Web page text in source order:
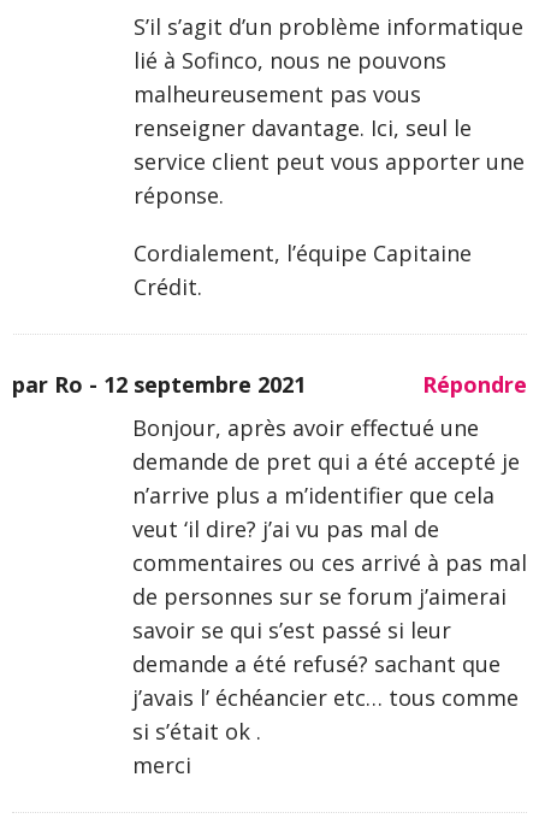
S’il s’agit d’un problème informatique
lié à Sofinco, nous ne pouvons
malheureusement pas vous
renseigner davantage. Ici, seul le
service client peut vous apporter une
réponse.
Cordialement, l’équipe Capitaine
Crédit.
par Ro - 12 septembre 2021
Répondre
Bonjour, après avoir effectué une
demande de pret qui a été accepté je
n’arrive plus a m’identifier que cela
veut ‘il dire? j’ai vu pas mal de
commentaires ou ces arrivé à pas mal
de personnes sur se forum j’aimerai
savoir se qui s’est passé si leur
demande a été refusé? sachant que
j’avais l’ échéancier etc… tous comme
si s’était ok .
merci